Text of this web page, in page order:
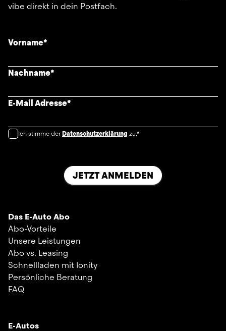
vibe direkt in dein Postfach.
Das E-Auto Abo
Abo-Vorteile
Unsere Leistungen
Abo vs. Leasing
Schnellladen mit Ionity
Persönliche Beratung
FAQ
E-Autos
Vorname*
Nachname*
E-Mail Adresse*
Ich stimme derDatenschutzerklärung zu.*
JETZT ANMELDEN